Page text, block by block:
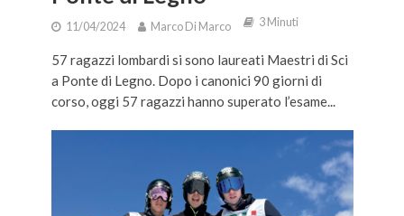
11/04/2024 Marco Di Marco 3 Minuti
57 ragazzi lombardi si sono laureati Maestri di Sci
a Ponte di Legno. Dopo i canonici 90 giorni di
corso, oggi 57 ragazzi hanno superato l’esame...